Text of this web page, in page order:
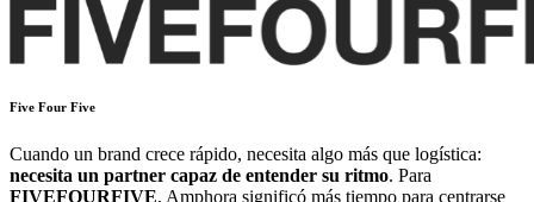
Five Four Five
Cuando un brand crece rápido, necesita algo más que logística:
necesita un partner capaz de entender su ritmo. Para
FIVEFOURFIVE, Amphora significó más tiempo para centrarse